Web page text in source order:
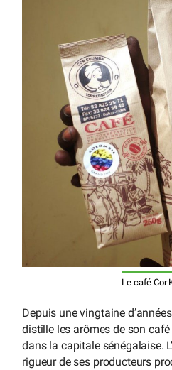
Le café Cor
Depuis une vingtaine
distille les arômes de son
dans la capitale sénégalaise.
rigueur de ses producteurs